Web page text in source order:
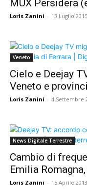
MUX Persidera
Loris Zanini - 13 Luglio 2015
Veneto
Cielo e Deejay
Veneto e
Loris Zanini - 4 Settembre
News Digitale Terrestre
Cambio di
Emilia
Loris Zanini - 15 Aprile 2013